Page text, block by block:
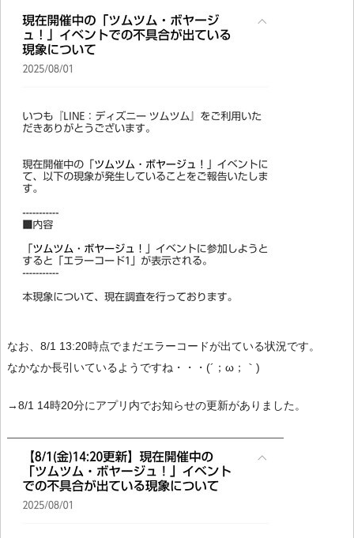
なお、8/1 13:20時点でまだエラーコードが出ている状況です。
なかなか長引いているようですね・・・(´；ω；｀)
→8/1 14時20分にアプリ内でお知らせの更新がありました。